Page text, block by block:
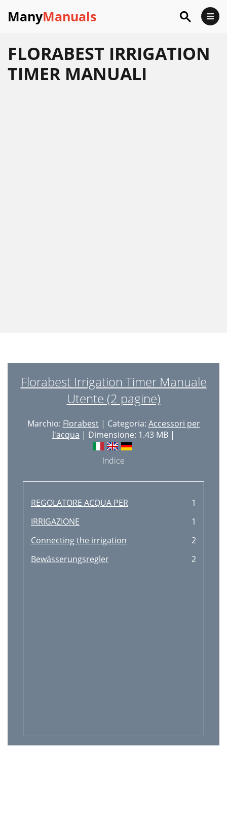
ManyManuals
FLORABEST IRRIGATION
TIMER MANUALI
Florabest Irrigation Timer Manuale
Utente (2 pagine)
Marchio: Florabest| Categoria: Accessori per
l'acqua | Dimensione: 1.43 MB |
Indice
REGOLATORE ACQUA PER
1
IRRIGAZIONE
1
Connecting the irrigation
2
Bewässerungsregler
2